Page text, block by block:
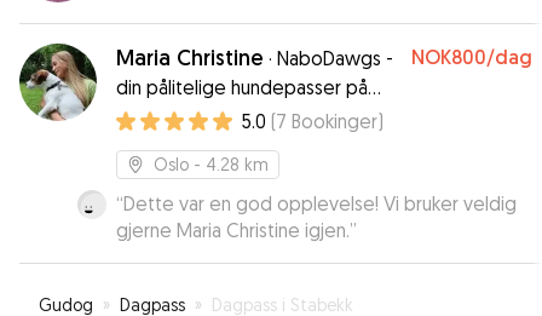
Maria Christine · NaboDawgs -
din pålitelige hundepasser på
Frogner
NOK800/dag
5.0 (7 Bookinger)
Oslo - 4.28 km
“Dette var en god opplevelse! Vi bruker veldig
gjerne Maria Christine igjen.”
Gudog » Dagpass » Dagpass i Stabekk